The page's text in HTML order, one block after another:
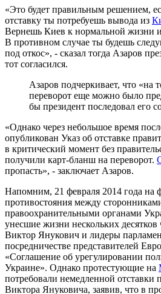
«Это будет правильным решением,
отставку ты потребуешь вывода из
Вернешь Киев к нормальной жизни
В противном случае ты будешь
под откос», - сказал тогда Азаров
тот согласился.
Азаров подчеркивает, что «на
переворот еще можно было
бы президент последовал его
«Однако через небольшое время
опубликован Указ об отставке
в критический момент без
получили карт-бланш на переворот.
пропасть», - заключает Азаров.
Напомним, 21 февраля 2014 года на
противостояния между
правоохранительными органами
унесшие жизни нескольких десятков
Виктор Янукович и лидеры
посредничестве представителей
«Соглашение об урегулировании
Украине». Однако протестующие на
потребовали немедленной отставки
Виктора Януковича, заявив, что в